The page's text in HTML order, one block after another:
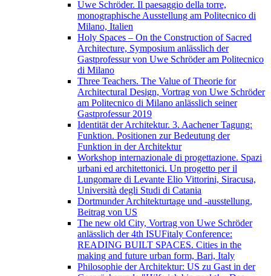
Uwe Schröder. Il paesaggio della torre,
monographische Ausstellung am Politecnico di
Milano, Italien
Holy Spaces – On the Construction of Sacred
Architecture, Symposium anlässlich der
Gastprofessur von Uwe Schröder am Politecnico
di Milano
Three Teachers. The Value of Theorie for
Architectural Design, Vortrag von Uwe Schröder
am Politecnico di Milano anlässlich seiner
Gastprofessur 2019
Identität der Architektur. 3. Aachener Tagung:
Funktion. Positionen zur Bedeutung der
Funktion in der Architektur
Workshop internazionale di progettazione. Spazi
urbani ed architettonici. Un progetto per il
Lungomare di Levante Elio Vittorini, Siracusa,
Università degli Studi di Catania
Dortmunder Architekturtage und -ausstellung,
Beitrag von US
The new old City, Vortrag von Uwe Schröder
anlässlich der 4th ISUFitaly Conference:
READING BUILT SPACES. Cities in the
making and future urban form, Bari, Italy
Philosophie der Architektur: US zu Gast in der